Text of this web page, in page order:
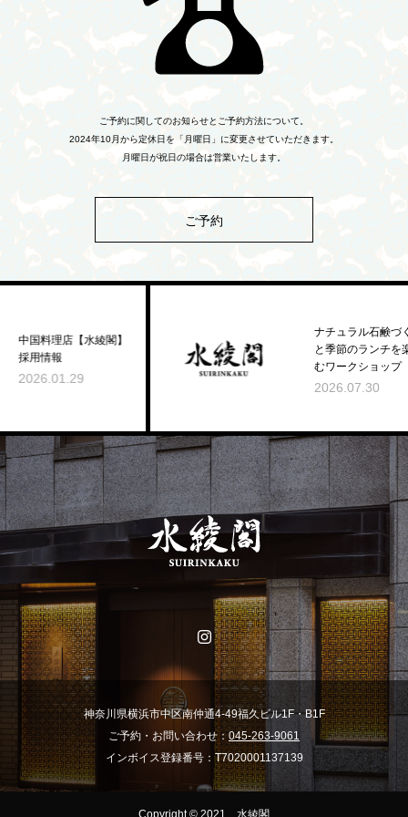
ご予約に関してのお知らせとご予約方法について。
2024年10月から定休日を「月曜日」に変更させていただきます。
月曜日が祝日の場合は営業いたします。
ご予約
と季節のランチを楽し
むワークショップ
神奈川県横浜市中区南仲通4-49福久ビル1F・B1F
ご予約・お問い合わせ：045-263-9061
インボイス登録番号：T7020001137139
Copyright © 2021 水綾閣